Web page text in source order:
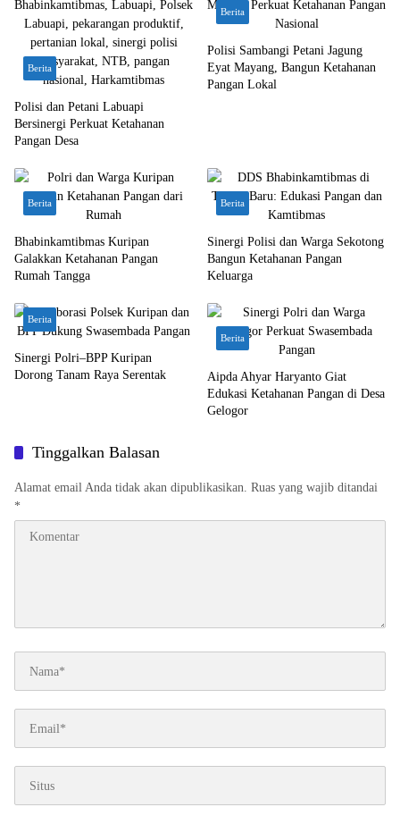
Berita
Polisi dan Petani Labuapi
Bersinergi Perkuat Ketahanan
Pangan Desa
Berita
Polisi Sambangi Petani Jagung
Eyat Mayang, Bangun Ketahanan
Pangan Lokal
Berita
Bhabinkamtibmas Kuripan
Galakkan Ketahanan Pangan
Rumah Tangga
Berita
Sinergi Polisi dan Warga Sekotong
Bangun Ketahanan Pangan
Keluarga
Berita
Sinergi Polri–BPP Kuripan
Dorong Tanam Raya Serentak
Berita
Aipda Ahyar Haryanto Giat
Edukasi Ketahanan Pangan di Desa
Gelogor
Tinggalkan Balasan
Alamat email Anda tidak akan dipublikasikan. Ruas yang wajib ditandai
*